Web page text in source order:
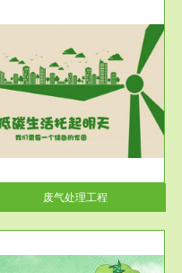
废气处理工程